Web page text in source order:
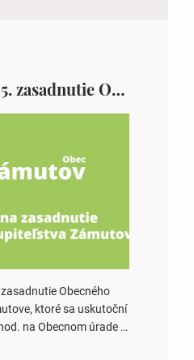
Pozvánka na 35. zasadnutie OZ v Zámutove
Obecného
ktoré sa uskutoční
na Obecnom úrade v